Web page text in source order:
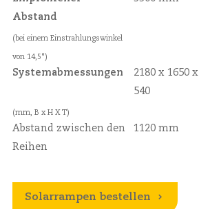
Abstand
(bei einem Einstrahlungswinkel
von 14,5°)
Systemabmessungen
(mm, B x H X T)
2180 x 1650 x
540
Abstand zwischen den
Reihen
1120 mm
Solarrampen bestellen